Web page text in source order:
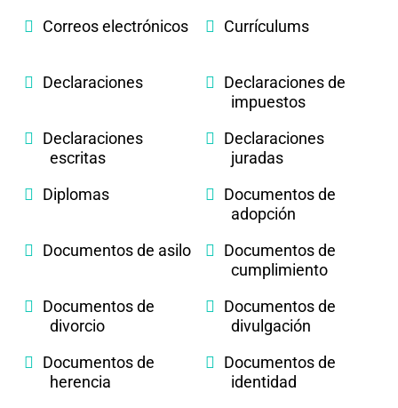
Correos electrónicos
Currículums
Declaraciones
Declaraciones de
impuestos
Declaraciones
escritas
Declaraciones
juradas
Diplomas
Documentos de
adopción
Documentos de asilo
Documentos de
cumplimiento
Documentos de
divorcio
Documentos de
divulgación
Documentos de
herencia
Documentos de
identidad